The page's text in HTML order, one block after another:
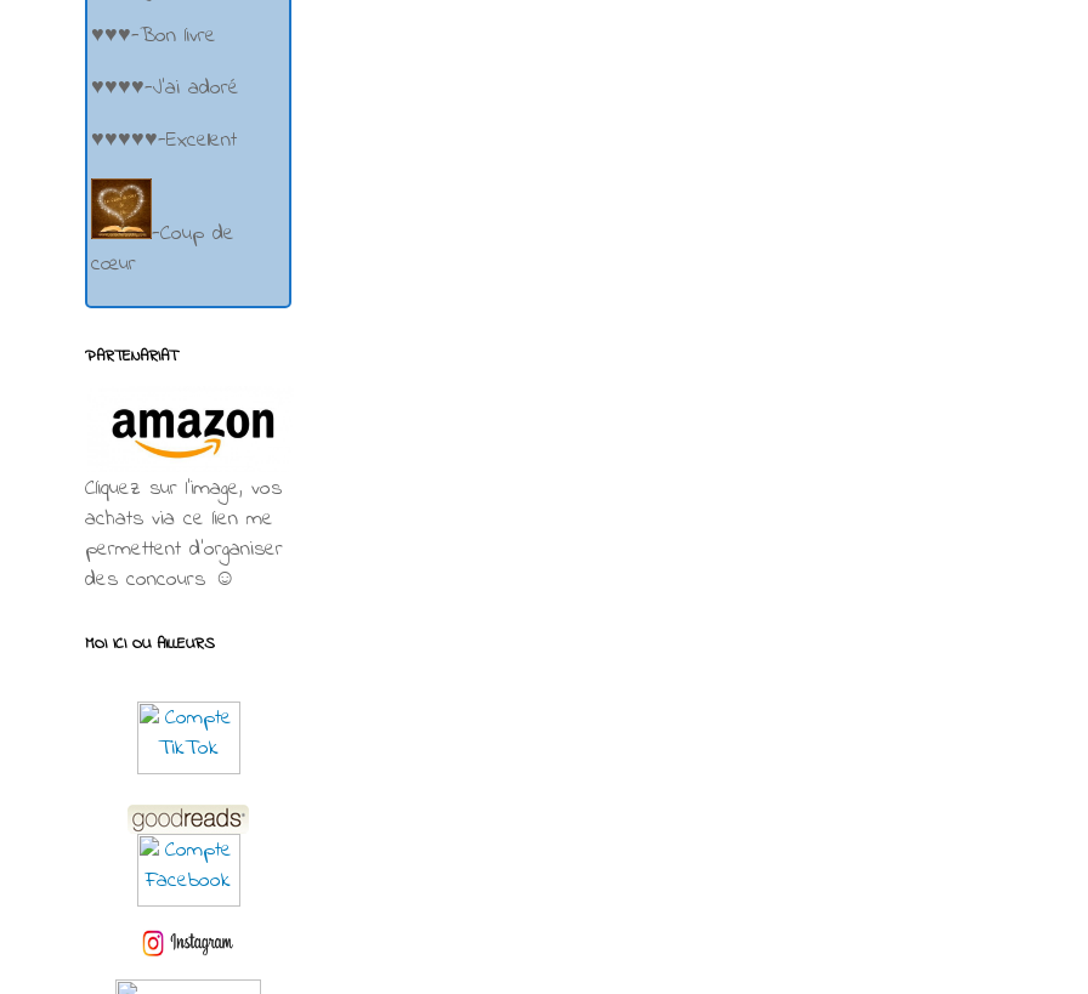
♥♥♥-Bon livre
♥♥♥♥-J'ai adoré
♥♥♥♥♥-Excellent
-Coup de
cœur
PARTENARIAT
Cliquez sur l'image, vos
achats via ce lien me
permettent d’organiser
des concours ☺
MOI ICI OU AILLEURS